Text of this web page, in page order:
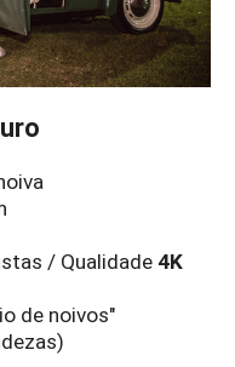
/ Qualidade 4K
de noivos"